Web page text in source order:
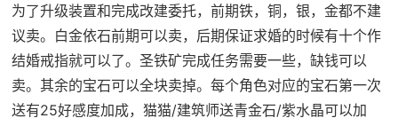
为了升级装置和完成改建委托，前期铁，铜，银，金都不建
议卖。白金依石前期可以卖，后期保证求婚的时候有十个作
结婚戒指就可以了。圣铁矿完成任务需要一些，缺钱可以
卖。其余的宝石可以全块卖掉。每个角色对应的宝石第一次
送有25好感度加成，猫猫/建筑师送青金石/紫水晶可以加